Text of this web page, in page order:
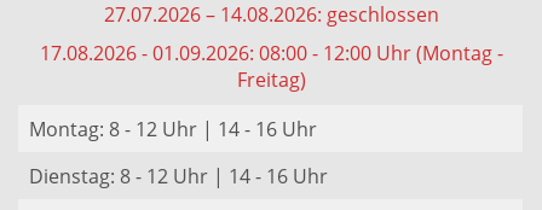
27.07.2026 – 14.08.2026: geschlossen
17.08.2026 - 01.09.2026: 08:00 - 12:00 Uhr (Montag -
Freitag)
Montag: 8 - 12 Uhr | 14 - 16 Uhr
Dienstag: 8 - 12 Uhr | 14 - 16 Uhr